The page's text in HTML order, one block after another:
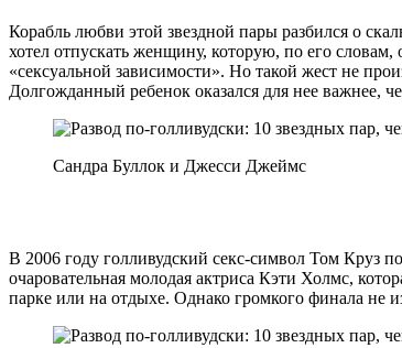
Корабль любви этой звездной пары разбился о
хотел отпускать женщину, которую, по его
«сексуальной зависимости». Но такой жест не
Долгожданный ребенок оказался для нее важнее,
Сандра Буллок и Джесси Джеймс
В 2006 году голливудский секс-символ Том Круз
очаровательная молодая актриса Кэти Холмс,
парке или на отдыхе. Однако громкого финала не